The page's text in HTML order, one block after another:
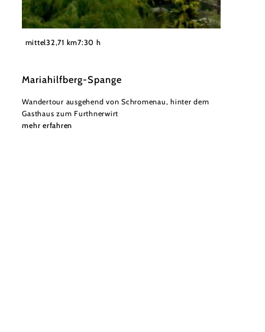
©
Karen Jesserer
mittel32,71 km7:30 h
Mariahilfberg-Spange
Wandertour ausgehend von Schromenau, hinter dem
Gasthaus zum Furthnerwirt
mehr erfahren